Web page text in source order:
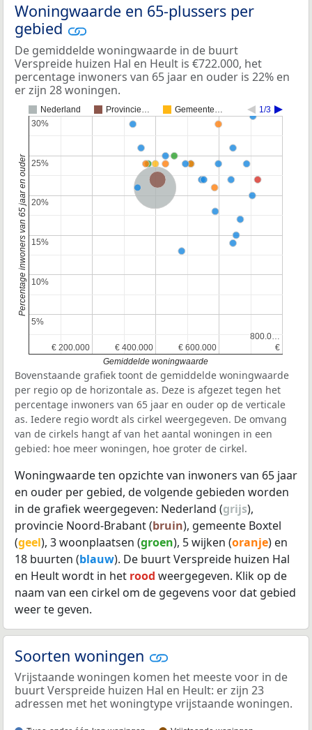
Woningwaarde en 65-plussers per
gebied
De gemiddelde woningwaarde in de buurt
Verspreide huizen Hal en Heult is €722.000, het
percentage inwoners van 65 jaar en ouder is 22% en
er zijn 28 woningen.
Nederland Provincie… Gemeente… 1/3
Nederland
Provincie Noord-Brabant
€ 200.000
€ 200.000 € 400.000
€ 400.000 € 600.000
€ 600.000 €
€
800.0…
800.0…
5%
5%
10%
10%
15%
15%
20%
20%
25%
25%
30%
30%
Gemiddelde woningwaarde
Percentage inwoners van 65 jaar en ouder
Bovenstaande grafiek toont de gemiddelde woningwaarde
per regio op de horizontale as. Deze is afgezet tegen het
percentage inwoners van 65 jaar en ouder op de verticale
as. Iedere regio wordt als cirkel weergegeven. De omvang
van de cirkels hangt af van het aantal woningen in een
gebied: hoe meer woningen, hoe groter de cirkel.
Woningwaarde ten opzichte van inwoners van 65 jaar
en ouder per gebied, de volgende gebieden worden
in de grafiek weergegeven: Nederland (grijs),
provincie Noord-Brabant (bruin), gemeente Boxtel
(geel), 3 woonplaatsen (groen), 5 wijken (oranje) en
18 buurten (blauw). De buurt Verspreide huizen Hal
en Heult wordt in het rood weergegeven. Klik op de
naam van een cirkel om de gegevens voor dat gebied
weer te geven.
Soorten woningen
Vrijstaande woningen komen het meeste voor in de
buurt Verspreide huizen Hal en Heult: er zijn 23
adressen met het woningtype vrijstaande woningen.